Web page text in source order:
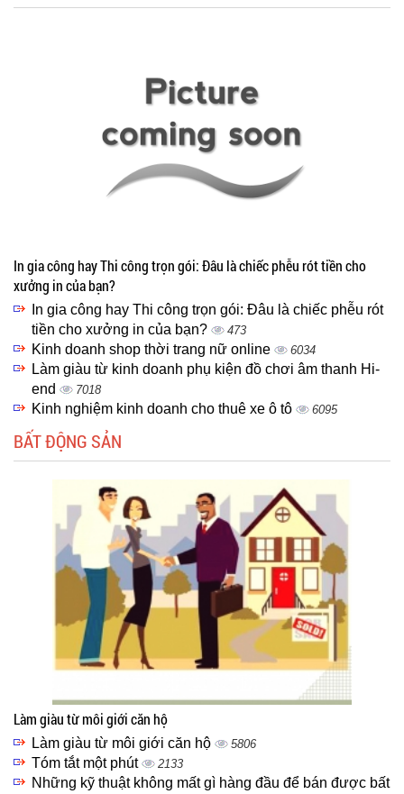
In gia công hay Thi công trọn gói: Đâu là chiếc phễu rót tiền cho
xưởng in của bạn?
In gia công hay Thi công trọn gói: Đâu là chiếc phễu rót
tiền cho xưởng in của bạn?
473
Kinh doanh shop thời trang nữ online 6034
Làm giàu từ kinh doanh phụ kiện đồ chơi âm thanh Hi-
end
7018
Kinh nghiệm kinh doanh cho thuê xe ô tô 6095
BẤT ĐỘNG SẢN
Làm giàu từ môi giới căn hộ
Làm giàu từ môi giới căn hộ 5806
Tóm tắt một phút 2133
Những kỹ thuật không mất gì hàng đầu để bán được bất